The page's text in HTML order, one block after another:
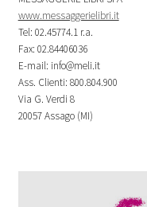
www.messaggerielibri.it
Tel: 02.45774.1 r.a.
Fax: 02.84406036
E-mail: info@meli.it
Ass. Clienti: 800.804.900
Via G. Verdi 8
20057 Assago (MI)